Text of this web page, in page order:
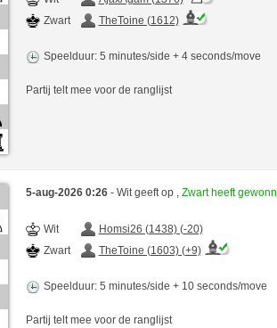
Zwart
TheToine (1612)
Speelduur: 5 minutes/side + 4 seconds/move
Partij telt mee voor de ranglijst
5-aug-2026 0:26 - Wit geeft op , Zwart heeft
Wit
Homsi26 (1438) (-20)
Zwart
TheToine (1603) (+9)
Speelduur: 5 minutes/side + 10 seconds/move
Partij telt mee voor de ranglijst